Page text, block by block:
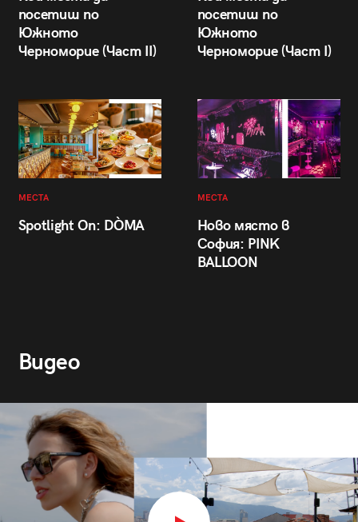
посетиш по
Южното
Черноморие (Част II)
посетиш по
Южното
Черноморие (Част I)
МЕСТА
Spotlight On: DÒMA
МЕСТА
Ново място в
София: PINK
BALLOON
Видео